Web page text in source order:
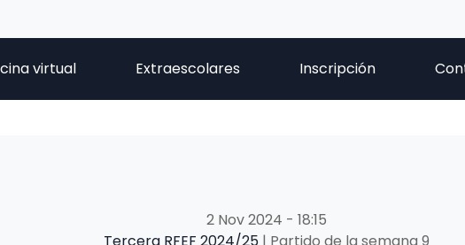
virtual Extraescolares Inscripción
2 Nov 2024 - 18:15